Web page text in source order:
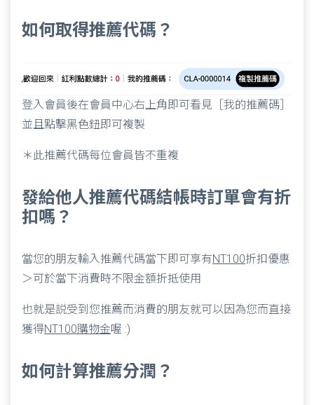
如何取得推薦代碼？
登入會員後在會員中心右上角即可看見［我的推薦碼］
並且點擊黑色鈕即可複製
＊此推薦代碼每位會員皆不重複
發給他人推薦代碼結帳時訂單會有折
扣嗎？
當您的朋友輸入推薦代碼當下即可享有NT100折扣優惠
＞可於當下消費時不限金額折抵使用
也就是説受到您推薦而消費的朋友就可以因為您而直接
獲得NT100購物金喔 :)
如何計算推薦分潤？